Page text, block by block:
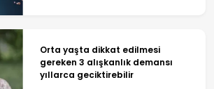
Orta yaşta dikkat edilmesi
gereken 3 alışkanlık demansı
yıllarca geciktirebilir